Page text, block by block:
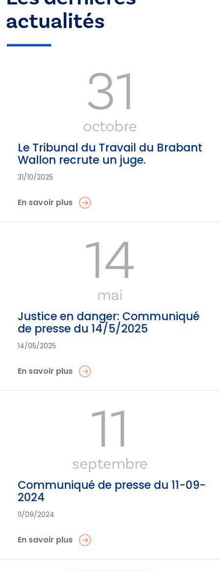
actualités
31
octobre
Le Tribunal du Travail du Brabant
Wallon recrute un juge.
31/10/2025
En savoir plus
14
mai
Justice en danger: Communiqué
de presse du 14/5/2025
14/05/2025
En savoir plus
11
septembre
Communiqué de presse du 11-09-
2024
11/09/2024
En savoir plus